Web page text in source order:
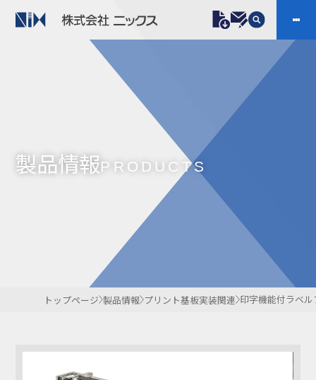
プラスチックファスナー 機構部品
ケーブルマーカー
樹脂継手、配管施工
防虫忌避製品ARINIX プリント基板実装関連
会社案内
IR
お問い合わせ 開発・導入実績
よくあるご質問
環境負荷物質調
製品情報PRODUCTS
トップページ 製品情報 プリント基板実装関連 印字機能付ラベ